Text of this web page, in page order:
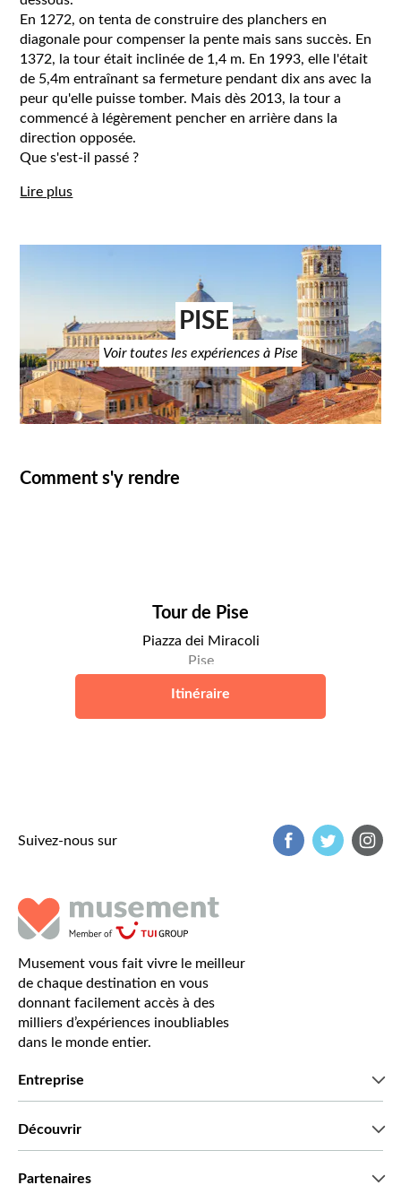
En 1272, on tenta de construire des planchers en
diagonale pour compenser la pente mais sans succès. En
1372, la tour était inclinée de 1,4 m. En 1993, elle l'était
de 5,4m entraînant sa fermeture pendant dix ans avec la
peur qu'elle puisse tomber. Mais dès 2013, la tour a
commencé à légèrement pencher en arrière dans la
direction opposée.
Que s'est-il passé ?
Lire plus
PISE
Voir toutes les expériences à Pise
Comment s'y rendre
Tour de Pise
Piazza dei Miracoli
Pise
Itinéraire
Suivez-nous sur
Musement vous fait vivre le meilleur
de chaque destination en vous
donnant facilement accès à des
milliers d’expériences inoubliables
dans le monde entier.
Entreprise
Découvrir
Partenaires